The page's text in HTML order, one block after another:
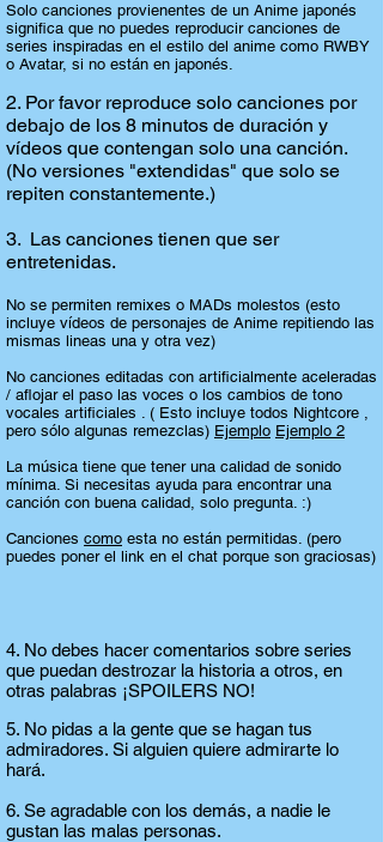
Solo canciones provienentes de un Anime japonés
significa que no puedes reproducir canciones de
series inspiradas en el estilo del anime como RWBY
o Avatar, si no están en japonés.
2. Por favor reproduce solo canciones por
debajo de los 8 minutos de duración y
vídeos que contengan solo una canción.
(No versiones "extendidas" que solo se
repiten constantemente.)
3. Las canciones tienen que ser
entretenidas.
No se permiten remixes o MADs molestos (esto
incluye vídeos de personajes de Anime repitiendo las
mismas lineas una y otra vez)
No canciones editadas con artificialmente aceleradas
/ aflojar el paso las voces o los cambios de tono
vocales artificiales . ( Esto incluye todos Nightcore ,
pero sólo algunas remezclas) Ejemplo Ejemplo 2
La música tiene que tener una calidad de sonido
mínima. Si necesitas ayuda para encontrar una
canción con buena calidad, solo pregunta. :)
Canciones como esta no están permitidas. (pero
puedes poner el link en el chat porque son graciosas)
4. No debes hacer comentarios sobre series
que puedan destrozar la historia a otros, en
otras palabras ¡SPOILERS NO!
5. No pidas a la gente que se hagan tus
admiradores. Si alguien quiere admirarte lo
hará.
6. Se agradable con los demás, a nadie le
gustan las malas personas.